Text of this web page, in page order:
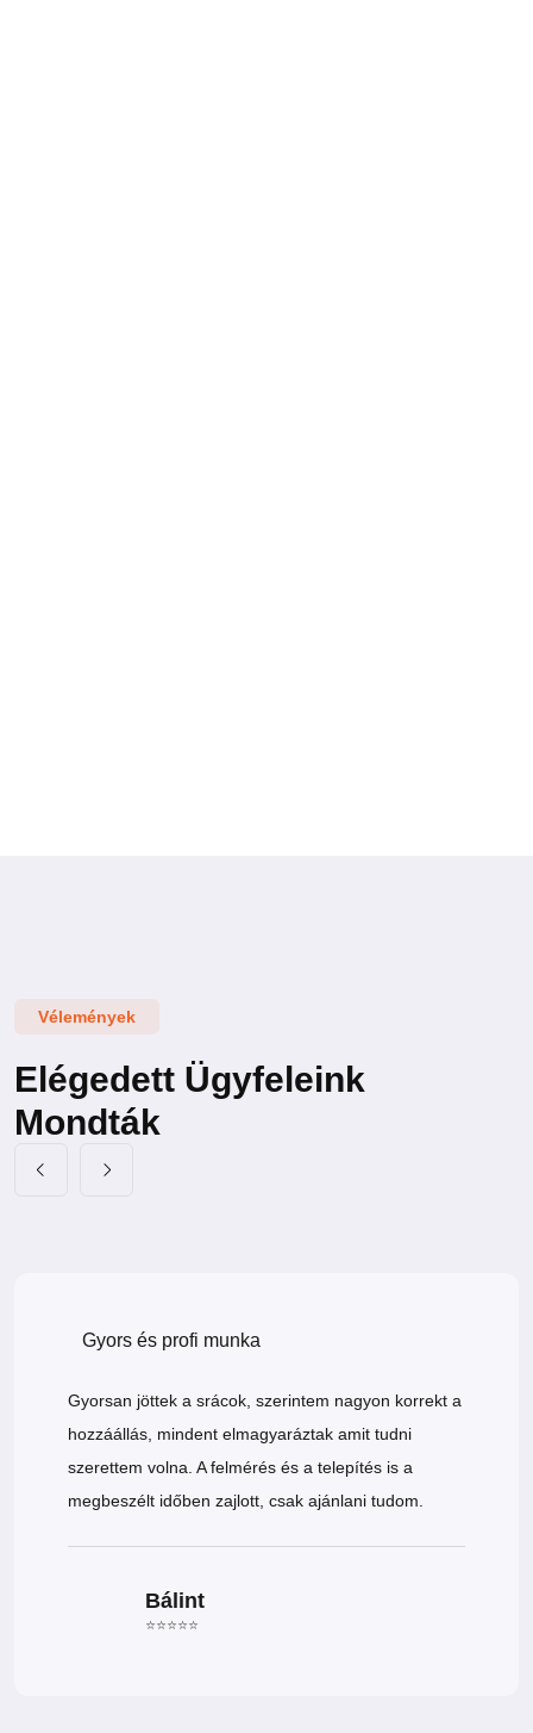
Vélemények
Elégedett Ügyfeleink
Mondták
Gyors és profi munka
Gyorsan jöttek a srácok, szerintem nagyon korrekt a
hozzáállás, mindent elmagyaráztak amit tudni
szerettem volna. A felmérés és a telepítés is a
megbeszélt időben zajlott, csak ajánlani tudom.
Bálint
⭐⭐⭐⭐⭐